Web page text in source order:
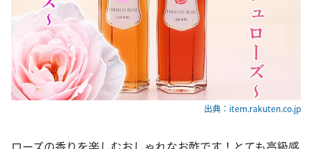
出典：item.rakuten.co.jp